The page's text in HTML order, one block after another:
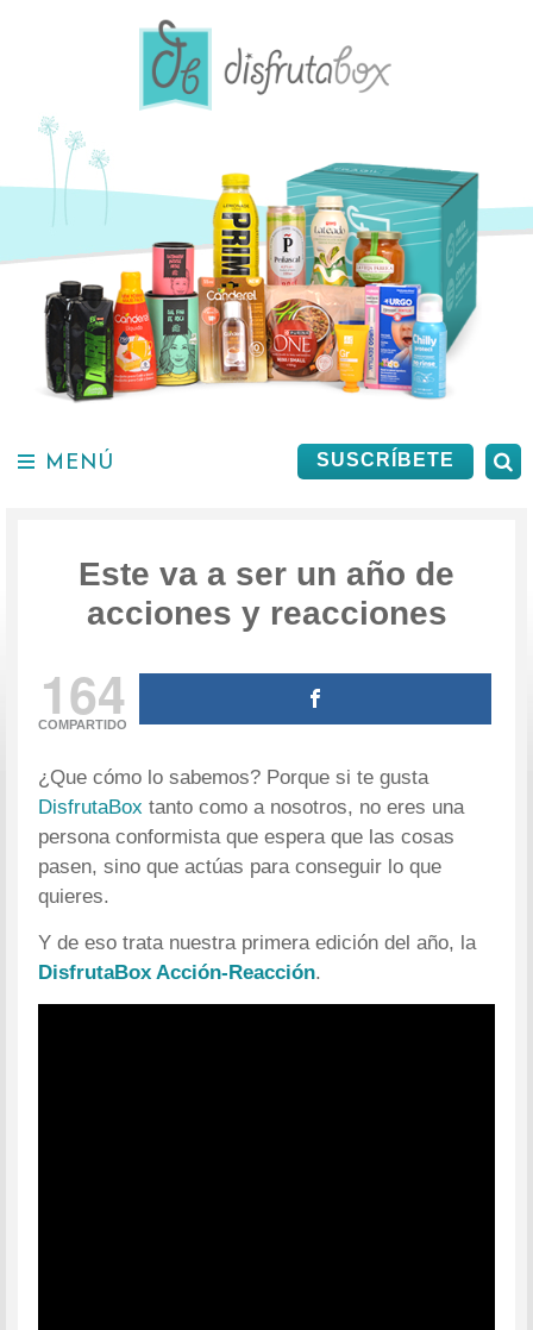
SUSCRÍBETE
MENÚ
Este va a ser un año de
acciones y reacciones
164
COMPARTIDO
¿Que cómo lo sabemos? Porque si te gusta
DisfrutaBoxtanto como a nosotros, no eres una
persona conformista que espera que las cosas
pasen, sino que actúas para conseguir lo que
quieres.
Y de eso trata nuestra primera edición del año, la
DisfrutaBox Acción-Reacción.